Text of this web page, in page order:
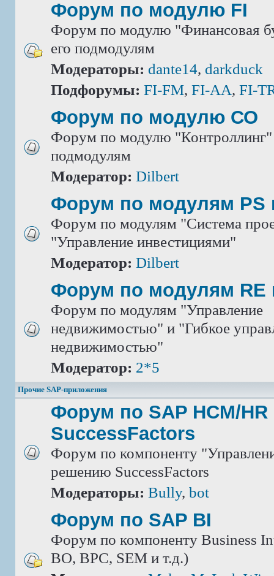
Форум по модулю FI
Форум по модулю "Финансовая
его подмодулям
Модераторы: dante14, darkduck
Подфорумы: FI-FM, FI-AA, FI-
Форум по модулю СО
Форум по модулю "Контроллинг"
подмодулям
Модератор: Dilbert
Форум по модулям PS
Форум по модулям "Система
"Управление инвестициями"
Модератор: Dilbert
Форум по модулям RE
Форум по модулям "Управление
недвижимостью" и "Гибкое
недвижимостью"
Модератор: 2*5
Прочие SAP-приложения
Форум по SAP HCM/HR
SuccessFactors
Форум по компоненту
решению SuccessFactors
Модераторы: Bully, bot
Форум по SAP BI
Форум по компоненту Business
BO, BPC, SEM и т.д.)